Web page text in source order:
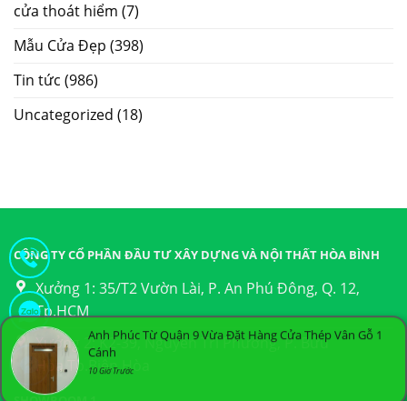
cửa thoát hiểm (7)
Mẫu Cửa Đẹp (398)
Tin tức (986)
Uncategorized (18)
CÔNG TY CỔ PHẦN ĐẦU TƯ XÂY DỰNG VÀ NỘI THẤT HÒA BÌNH
Xưởng 1: 35/T2 Vườn Lài, P. An Phú Đông, Q. 12,
Tp.HCM
Xưởng 2: K2-39, Nguyễn Tri Phương, P. Bửu
Hòa,Tp.Biên Hòa
Anh Phúc Từ Quận 9 Vừa Đặt Hàng Cửa Thép Vân Gỗ 1
Cánh
10 Giờ Trước